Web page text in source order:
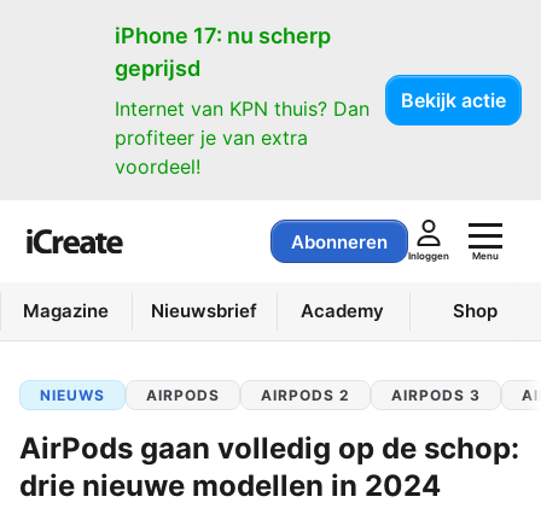
iPhone 17: nu scherp
geprijsd
Internet van KPN thuis? Dan
profiteer je van extra
voordeel!
Bekijk actie
Abonneren
Inloggen Menu
Magazine Nieuwsbrief Academy Shop
NIEUWS AIRPODS AIRPODS 2 AIRPODS 3
AirPods gaan volledig op de schop:
drie nieuwe modellen in 2024